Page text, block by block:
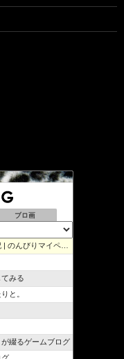
ブロ画
りマイペースで攻略…
みる
と。
綴るゲームブログ